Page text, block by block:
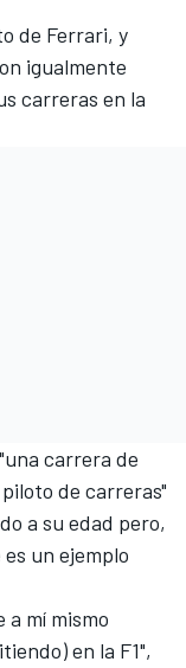
de Ferrari, y
igualmente
carreras en la
carrera de
de carreras"
a su edad pero,
un ejemplo
a mí mismo
en la F1",